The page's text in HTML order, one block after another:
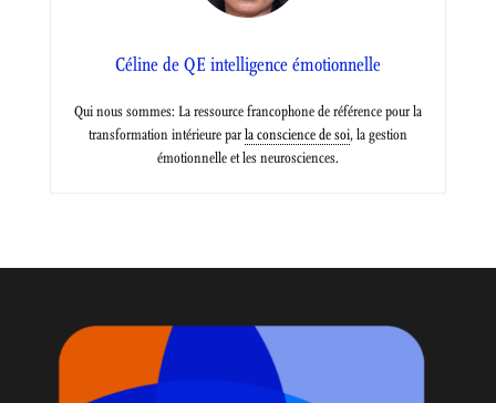
Céline de QE intelligence émotionnelle
Qui nous sommes: La ressource francophone de référence pour la
transformation intérieure parla conscience de soi, la gestion
émotionnelle et les neurosciences.